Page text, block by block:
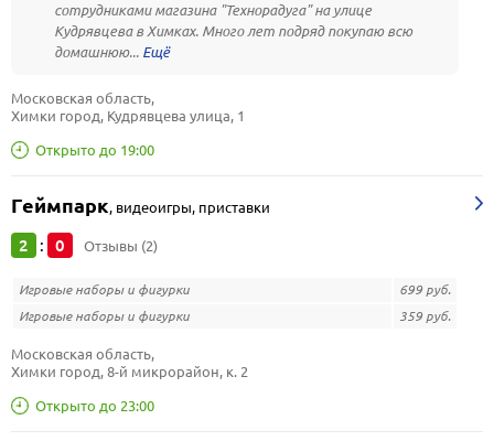
сотрудниками магазина "Технорадуга" на улице
Кудрявцева в Химках. Много лет подряд покупаю всю
домашнюю...
Открыто до 19:00
Московская область,
Химки город, Кудрявцева улица, 1
Геймпарк, видеоигры, приставки
2 : 0 Отзывы (2)
Игровые наборы и фигурки
699 руб.
Игровые наборы и фигурки
359 руб.
Открыто до 23:00
Московская область,
Химки город, 8-й микрорайон, к. 2